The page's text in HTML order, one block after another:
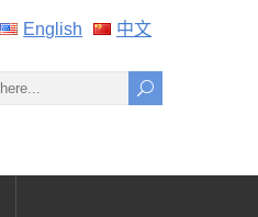
English 中文